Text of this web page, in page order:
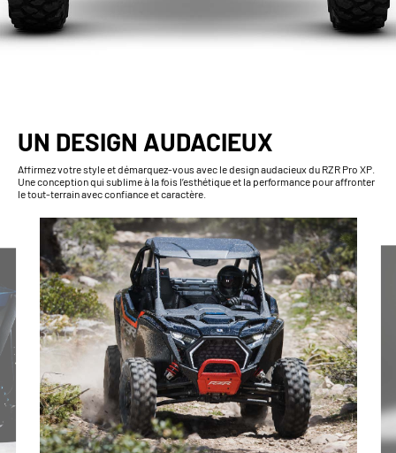
UN DESIGN AUDACIEUX
Affirmez votre style et démarquez-vous avec le design audacieux du RZR Pro XP.
Une conception qui sublime à la fois l’esthétique et la performance pour affronter
le tout-terrain avec confiance et caractère.